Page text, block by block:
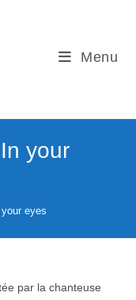
Menu
your
eyes
par la chanteuse